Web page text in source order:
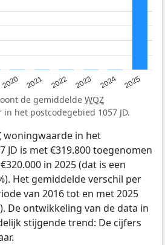
2020 2021 2022 2023 2024 2025
de gemiddelde WOZ
het postcodegebied 1057 JD.
woningwaarde in het
JD is met €319.800 toegenomen
in 2025 (dat is een
Het gemiddelde verschil per
van 2016 tot en met 2025
De ontwikkeling van de data in
stijgende trend: De cijfers